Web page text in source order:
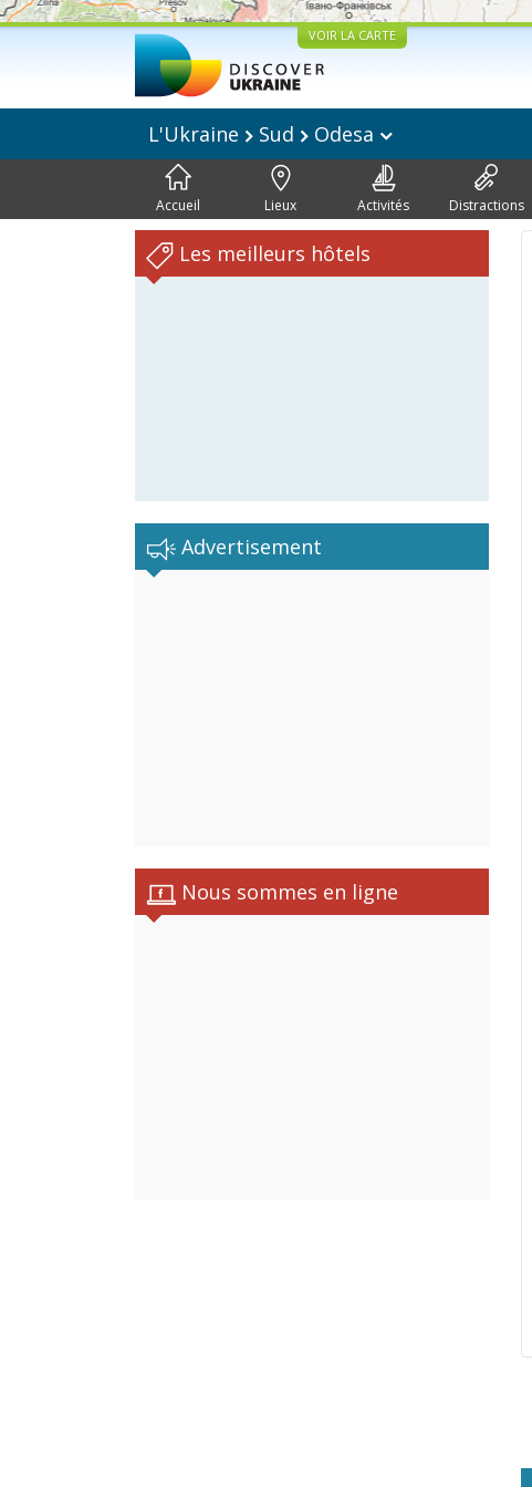
VOIR LA CARTE
L'Ukraine Sud Odesa
Accueil Lieux Activités Distractions
Les meilleurs hôtels
Advertisement
Nous sommes en ligne